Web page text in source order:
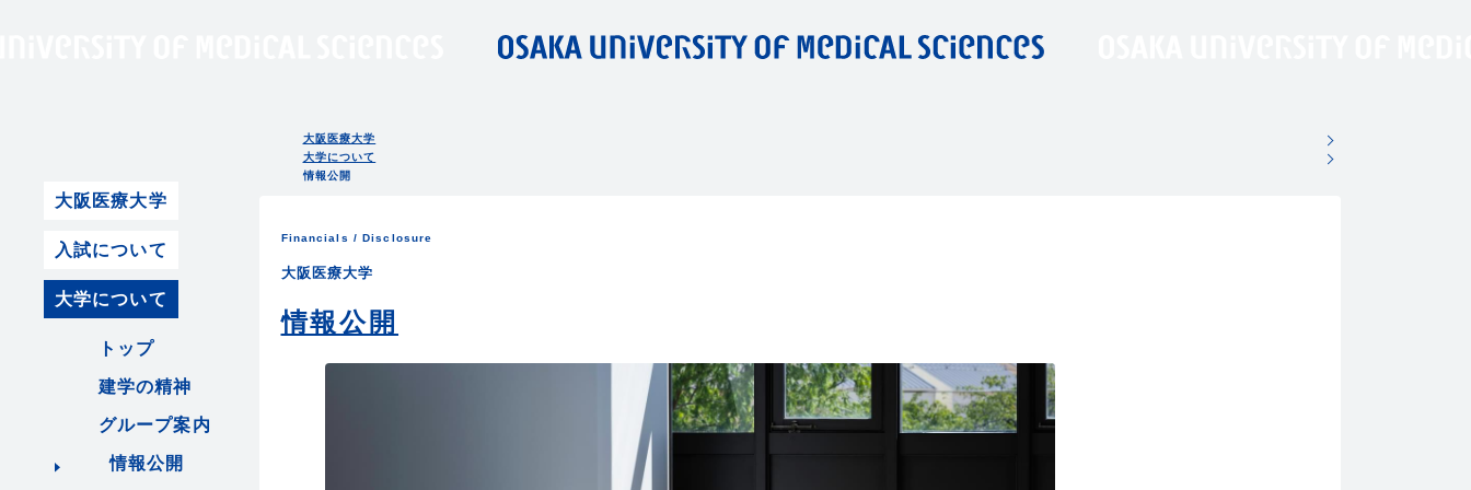
大阪医療大学
入試について
大学について
トップ
建学の精神
グループ案内
情報公開
大阪医療大学
大学について
情報公開
Financials / Disclosure
大阪医療大学
情報公開